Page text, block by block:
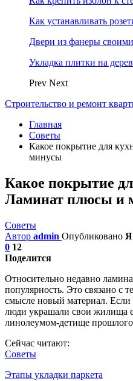
Как устанавливать
Двери из фанеры
Укладка плитки на
Prev Next
Строительство и ремонт
Главная
Советы
Какое покрытие для
минусы
Какое покрытие
Ламинат плюсы и
Советы
Автор admin Опубликовано
0 12
Поделится
Относительно недавно
популярность. Это связано с
смысле новый материал. Если
люди украшали свои жилища
линолеумом-детище прошлого
Сейчас читают:
Советы
Этапы укладки паркета